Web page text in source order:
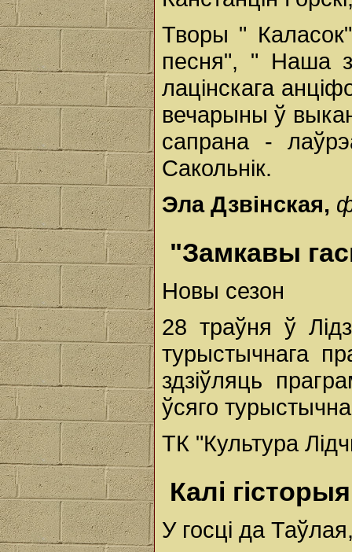
Творы " Каласок",
песня", " Наша
лацінскага
вечарыны ў
сапрана -
Сакольнік.
Эла Дзвінская,
"Замкавы
Новы сезон
28 траўня ў
турыстычнага
здзіўляць
ўсяго
ТК "Культура
Калі
У госці да